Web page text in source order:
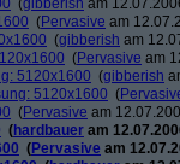
(gibberish am
(Pervasive am
(gibberish am
(Pervasive am
5120x1600 (gibberish
5120x1600 (
(Pervasive am
(hardbauer am
(Pervasive am